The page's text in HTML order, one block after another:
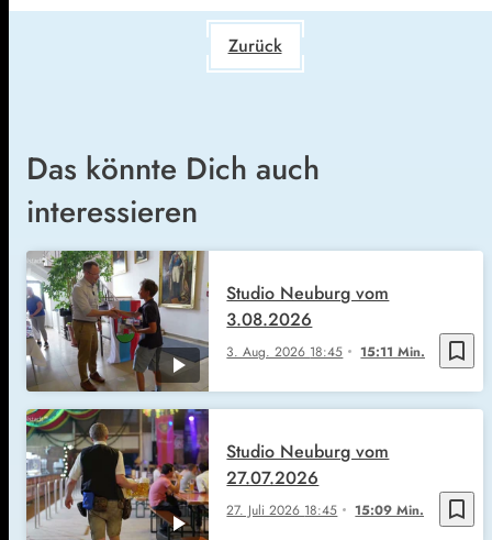
Zurück
Das könnte Dich auch
interessieren
bookmark_border
3. Aug. 2026 18:45 15:11 Min.
Studio Neuburg vom
3.08.2026
bookmark_border
27. Juli 2026 18:45 15:09 Min.
Studio Neuburg vom
27.07.2026